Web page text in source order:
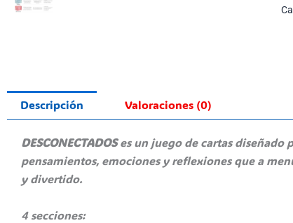
Descripción Valoraciones (0)
DESCONECTADOSes un juego de cartas diseñado
pensamientos, emociones y reflexiones que a
y divertido.
4 secciones: